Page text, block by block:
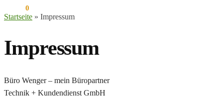
0
Startseite » Impressum
Impressum
Büro Wenger – mein Büropartner
Technik + Kundendienst GmbH